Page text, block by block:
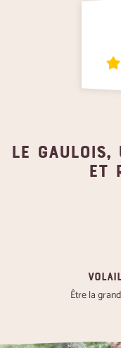
Le gaulois,
et
Être la